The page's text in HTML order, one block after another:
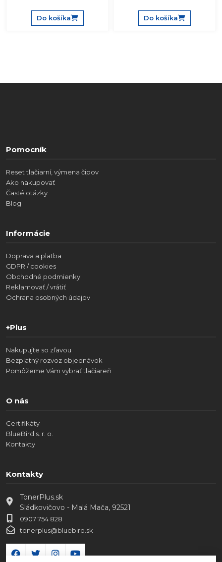
Do košíka Do košíka
Pomocník
Reset tlačiarní, výmena čipov
Ako nakupovať
Časté otázky
Blog
Informácie
Doprava a platba
GDPR / cookies
Obchodné podmienky
Reklamovať / vrátiť
Ochrana osobných údajov
+Plus
Nakupujte so zľavou
Bezplatný rozvoz objednávok
Pomôžeme Vám vybrať tlačiareň
O nás
Certifikáty
BlueBird s. r. o.
Kontakty
Kontakty
TonerPlus.sk
Sládkovičovo - Malá Mača, 92521
0907 754 828
tonerplus@bluebird.sk